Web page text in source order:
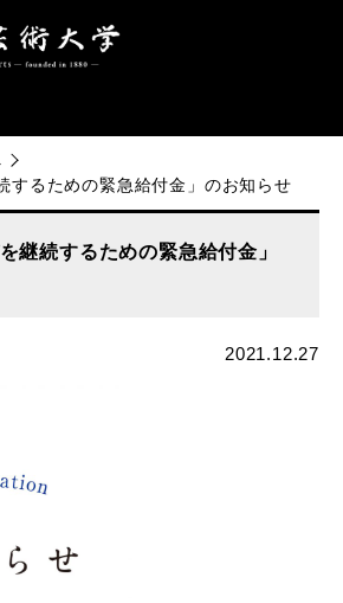
するための緊急給付金」のお知らせ
継続するための緊急給付金」
2021.12.27